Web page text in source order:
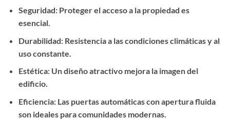
Seguridad: Proteger el acceso a la propiedad es
esencial.
Durabilidad: Resistencia a las condiciones climáticas y al
uso constante.
Estética: Un diseño atractivo mejora la imagen del
edificio.
Eficiencia: Las puertas automáticas con apertura fluida
son ideales para comunidades modernas.